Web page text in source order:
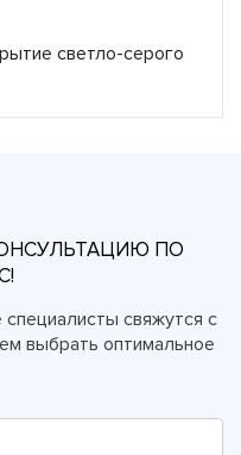
светло-серого
ПО
свяжутся с
выбрать оптимальное